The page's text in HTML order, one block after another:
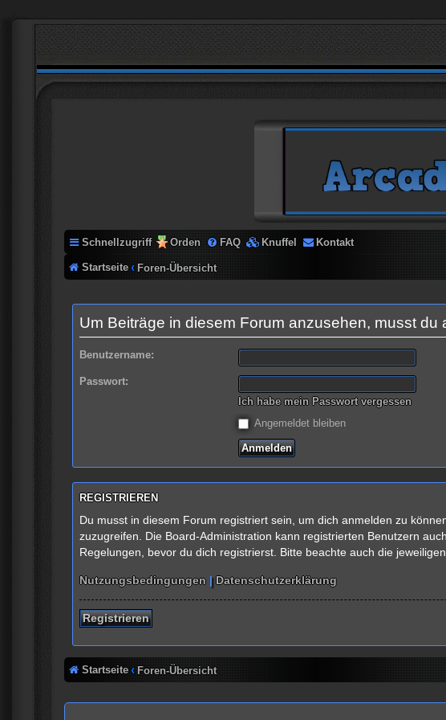
Schnellzugriff Orden FAQ Knuffel Kontakt
Startseite Foren-Übersicht
Um Beiträge in diesem Forum anzusehen, musst
Benutzername:
Passwort:
Ich habe mein Passwort vergessen
Angemeldet bleiben
REGISTRIEREN
Du musst in diesem Forum registriert sein, um dich anmelden zu
zuzugreifen. Die Board-Administration kann registrierten Benutzern
Regelungen, bevor du dich registrierst. Bitte beachte auch die
Nutzungsbedingungen |Datenschutzerklärung
Registrieren
Startseite Foren-Übersicht